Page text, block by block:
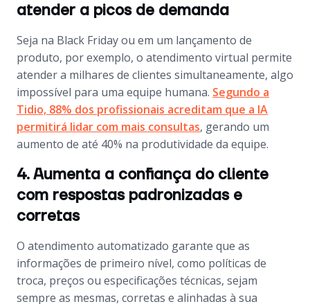
atender a picos de demanda
Seja na Black Friday ou em um lançamento de
produto, por exemplo, o atendimento virtual permite
atender a milhares de clientes simultaneamente, algo
impossível para uma equipe humana. Segundo a
Tidio, 88% dos profissionais acreditam que a IA
permitirá lidar com mais consultas, gerando um
aumento de até 40% na produtividade da equipe.
4. Aumenta a confiança do cliente
com respostas padronizadas e
corretas
O atendimento automatizado garante que as
informações de primeiro nível, como políticas de
troca, preços ou especificações técnicas, sejam
sempre as mesmas, corretas e alinhadas à sua